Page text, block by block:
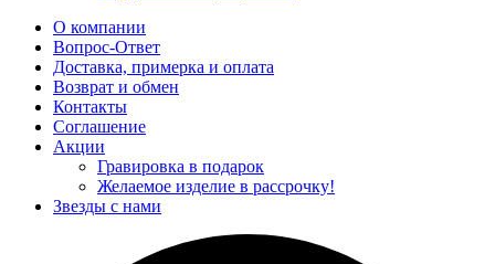
О компании
Вопрос-Ответ
Доставка, примерка и оплата
Возврат и обмен
Контакты
Соглашение
Акции
Гравировка в подарок
Желаемое изделие в рассрочку!
Звезды с нами